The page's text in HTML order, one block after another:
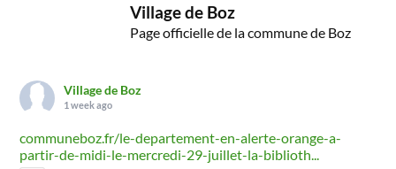
Village de Boz
Page officielle de la commune de Boz
Village de Boz
1 week ago
communeboz.fr/le-departement-en-alerte-orange-a-
partir-de-midi-le-mercredi-29-juillet-la-biblioth...